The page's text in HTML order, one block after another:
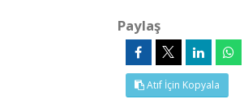
Paylaş
Atıf İçin Kopyala